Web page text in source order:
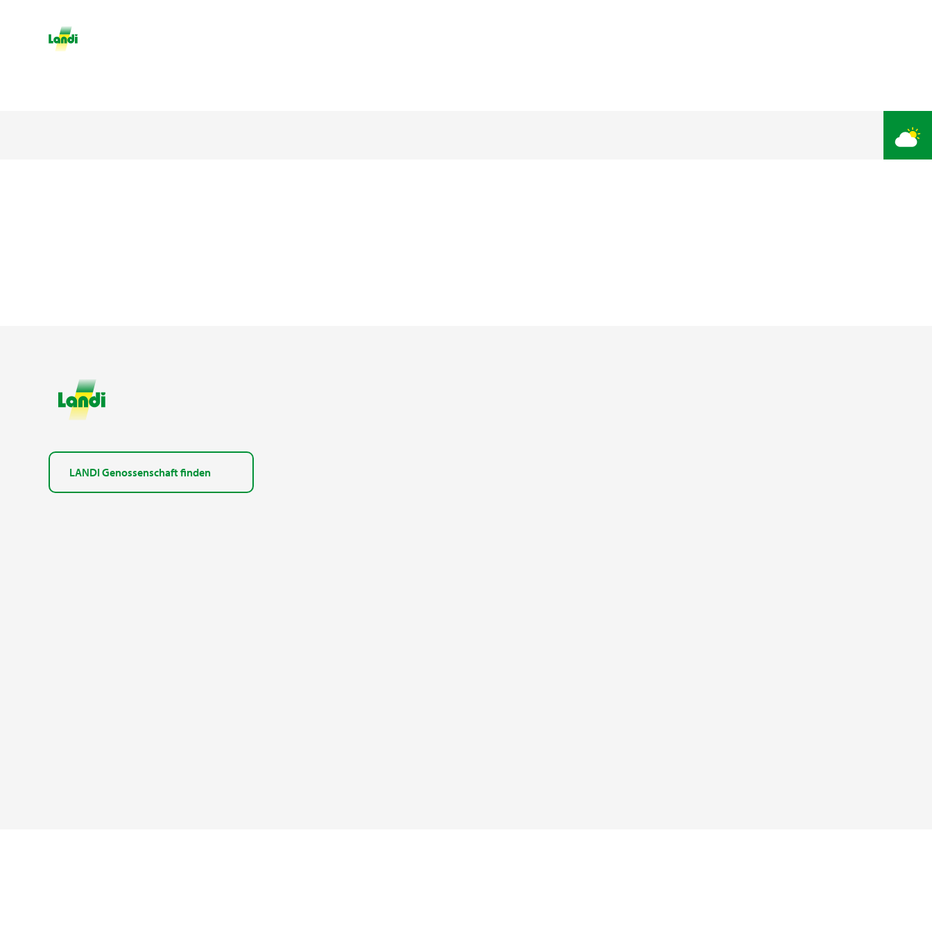
LANDI Genossenschaft finden